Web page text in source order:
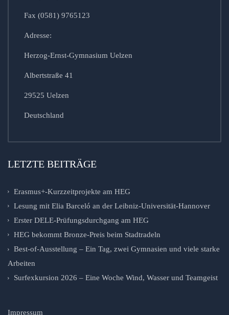
Fax (0581) 9765123
Adresse:
Herzog-Ernst-Gymnasium Uelzen
Albertstraße 41
29525 Uelzen
Deutschland
LETZTE BEITRÄGE
Erasmus+-Kurzzeitprojekte am HEG
Lesung mit Elia Barceló an der Leibniz-Universität-Hannover
Erster DELE-Prüfungsdurchgang am HEG
HEG bekommt Bronze-Preis beim Stadtradeln
Best-of-Ausstellung – Ein Tag, zwei Gymnasien und viele starke
Arbeiten
Surfexkursion 2026 – Eine Woche Wind, Wasser und Teamgeist
Impressum